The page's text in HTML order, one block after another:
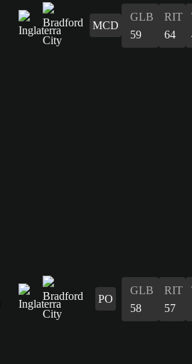
MCD
GLB
59
RIT
64
PO
GLB
58
RIT
57